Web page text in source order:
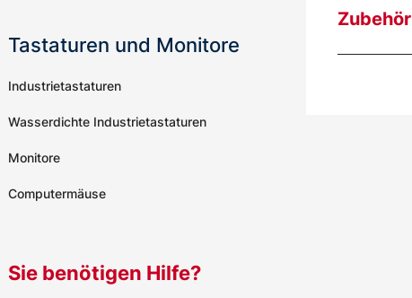
Zubehör
Tastaturen und Monitore
Industrietastaturen
Wasserdichte Industrietastaturen
Monitore
Computermäuse
Sie benötigen Hilfe?